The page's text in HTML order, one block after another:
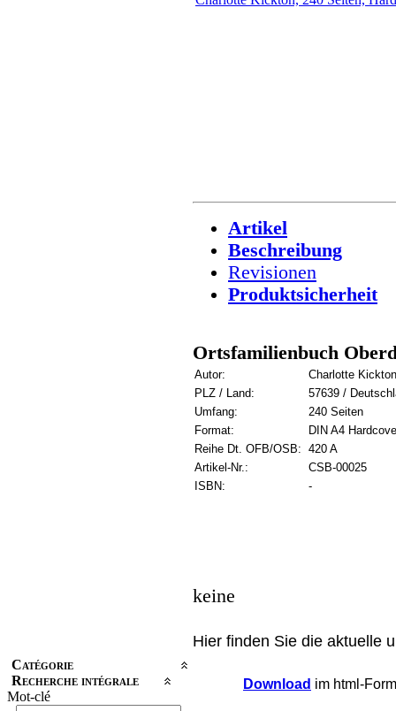
Catégorie
Recherche intégrale
Mot-clé
Artikel
Beschreibung
Revisionen
Produktsicherheit
Ortsfamilienbuch
Autor:
Charlotte Kickton
PLZ / Land:
57639 /
Umfang:
240 Seiten
Format:
DIN A4
Reihe Dt. OFB/OSB: 420 A
Artikel-Nr.:
CSB-00025
ISBN:
-
keine
Hier finden Sie die aktuelle
Download im html-